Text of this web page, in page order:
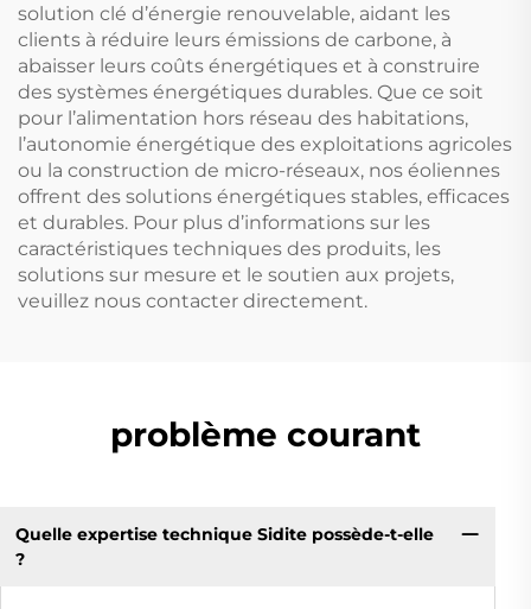
solution clé d’énergie renouvelable, aidant les
clients à réduire leurs émissions de carbone, à
abaisser leurs coûts énergétiques et à construire
des systèmes énergétiques durables. Que ce soit
pour l’alimentation hors réseau des habitations,
l’autonomie énergétique des exploitations agricoles
ou la construction de micro-réseaux, nos éoliennes
offrent des solutions énergétiques stables, efficaces
et durables. Pour plus d’informations sur les
caractéristiques techniques des produits, les
solutions sur mesure et le soutien aux projets,
veuillez nous contacter directement.
problème courant
Quelle expertise technique Sidite possède-t-elle
?